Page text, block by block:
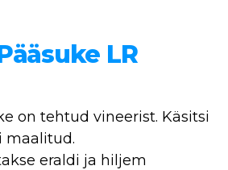
LR
on tehtud vineerist. Käsitsi
maalitud.
eraldi ja hiljem